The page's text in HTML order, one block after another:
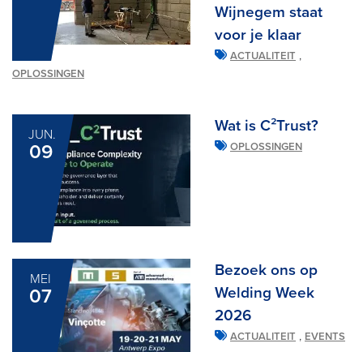
Wijnegem staat
voor je klaar
ACTUALITEIT ,
OPLOSSINGEN
JUN.
09
Wat is C²Trust?
OPLOSSINGEN
MEI
07
Bezoek ons op
Welding Week
2026
ACTUALITEIT , EVENTS